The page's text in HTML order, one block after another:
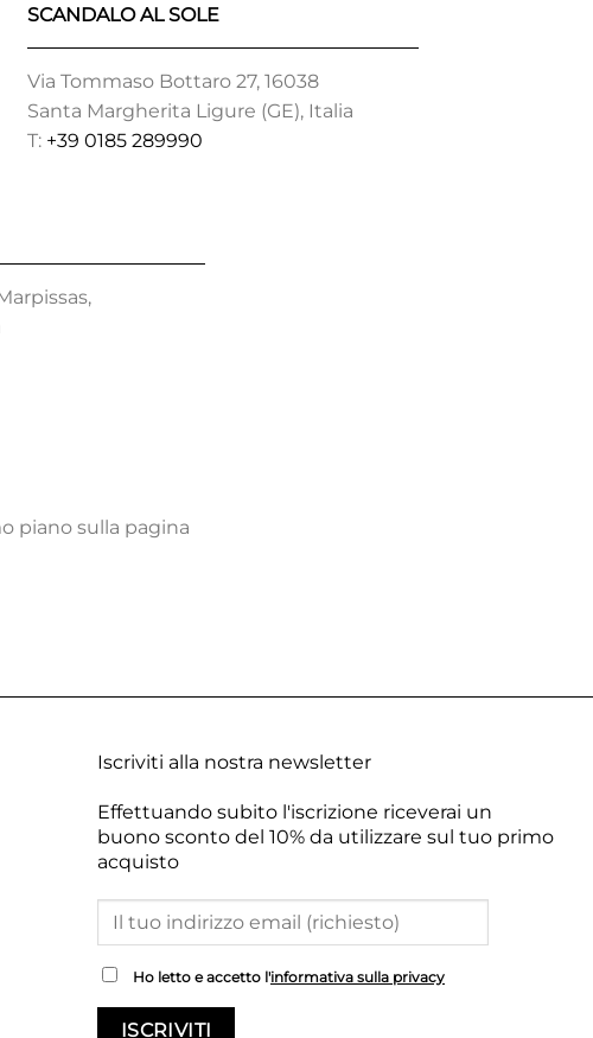
SCANDALO AL SOLE
Via Tommaso Bottaro 27, 16038
Santa Margherita Ligure (GE), Italia
T: +39 0185 289990
piano sulla pagina
Iscriviti alla nostra newsletter
Effettuando subito l'iscrizione riceverai un
buono sconto del 10% da utilizzare sul tuo primo
acquisto
Ho letto e accetto l'informativa sulla privacy